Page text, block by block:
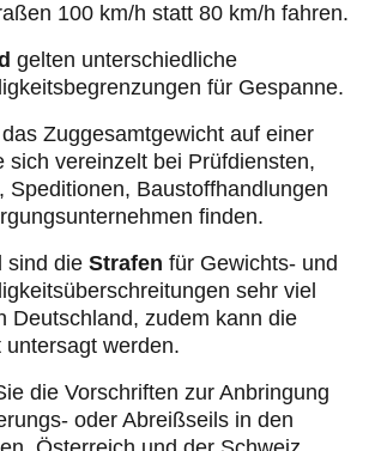
100 km/h statt 80 km/h fahren.
gelten unterschiedliche
für Gespanne.
Zuggesamtgewicht auf einer
sich vereinzelt bei Prüfdiensten,
Speditionen, Baustoffhandlungen
finden.
sind die Strafen für Gewichts- und
sehr viel
Deutschland, zudem kann die
untersagt werden.
die Vorschriften zur Anbringung
oder Abreißseils in den